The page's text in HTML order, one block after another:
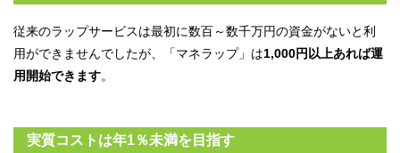
従来のラップサービスは最初に数百～数千万円の資金がないと利
用ができませんでしたが、「マネラップ」は1,000円以上あれば運
用開始できます。
実質コストは年1％未満を目指す